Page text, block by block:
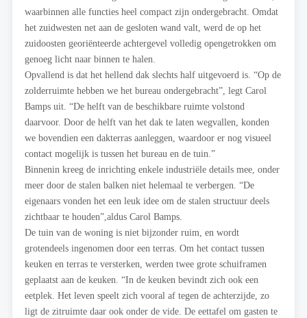
waarbinnen alle functies heel compact zijn ondergebracht. Omdat
het zuidwesten net aan de gesloten wand valt, werd de op het
zuidoosten georiënteerde achtergevel volledig opengetrokken om
genoeg licht naar binnen te halen.
Opvallend is dat het hellend dak slechts half uitgevoerd is. “Op de
zolderruimte hebben we het bureau ondergebracht”, legt Carol
Bamps uit. “De helft van de beschikbare ruimte volstond
daarvoor. Door de helft van het dak te laten wegvallen, konden
we bovendien een dakterras aanleggen, waardoor er nog visueel
contact mogelijk is tussen het bureau en de tuin.”
Binnenin kreeg de inrichting enkele industriële details mee, onder
meer door de stalen balken niet helemaal te verbergen. “De
eigenaars vonden het een leuk idee om de stalen structuur deels
zichtbaar te houden”,aldus Carol Bamps.
De tuin van de woning is niet bijzonder ruim, en wordt
grotendeels ingenomen door een terras. Om het contact tussen
keuken en terras te versterken, werden twee grote schuiframen
geplaatst aan de keuken. “In de keuken bevindt zich ook een
eetplek. Het leven speelt zich vooral af tegen de achterzijde, zo
ligt de zitruimte daar ook onder de vide. De eettafel om gasten te